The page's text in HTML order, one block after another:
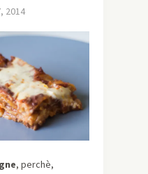
2014
, perchè,